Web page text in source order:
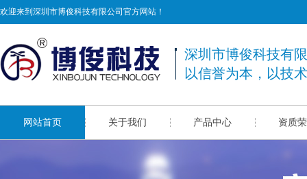
欢迎来到深圳市博俊科技有限公司官方网站！
深圳市博俊科技有
以信誉为本，以技
网站首页 关于我们 产品中心 资质